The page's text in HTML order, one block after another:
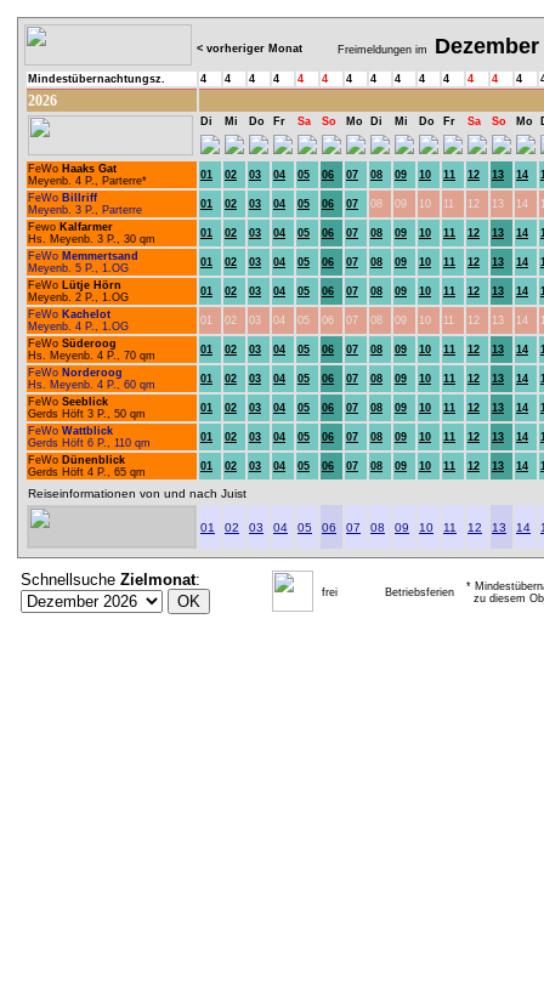
< vorheriger Monat Freimeldungen im Dezember
Mindestübernachtungsz. 4 4 4 4 4 4 4 4 4 4 4 4 4 4
2026
Di Mi Do Fr Sa So Mo Di Mi Do Fr Sa So Mo
FeWo Haaks Gat
Meyenb. 4 P., Parterre*
01 02 03 04 05 06 07 08 09 10 11 12 13 14
FeWo Billriff
Meyenb. 3 P., Parterre
01 02 03 04 05 06 07 08 09 10 11 12 13 14
Fewo Kalfarmer
Hs. Meyenb. 3 P., 30 qm
01 02 03 04 05 06 07 08 09 10 11 12 13 14
FeWo Memmertsand
Meyenb. 5 P., 1.OG
01 02 03 04 05 06 07 08 09 10 11 12 13 14
FeWo Lütje Hörn
Meyenb. 2 P., 1.OG
01 02 03 04 05 06 07 08 09 10 11 12 13 14
FeWo Kachelot
Meyenb. 4 P., 1.OG
01 02 03 04 05 06 07 08 09 10 11 12 13 14
FeWo Süderoog
Hs. Meyenb. 4 P., 70 qm
01 02 03 04 05 06 07 08 09 10 11 12 13 14
FeWo Norderoog
Hs. Meyenb. 4 P., 60 qm
01 02 03 04 05 06 07 08 09 10 11 12 13 14
FeWo Seeblick
Gerds Höft 3 P., 50 qm
01 02 03 04 05 06 07 08 09 10 11 12 13 14
FeWo Wattblick
Gerds Höft 6 P., 110 qm
01 02 03 04 05 06 07 08 09 10 11 12 13 14
FeWo Dünenblick
Gerds Höft 4 P., 65 qm
01 02 03 04 05 06 07 08 09 10 11 12 13 14
Reiseinformationen von und nach Juist
01 02 03 04 05 06 07 08 09 10 11 12 13 14
Schnellsuche Zielmonat:
frei Betriebsferien
*
zu diesem